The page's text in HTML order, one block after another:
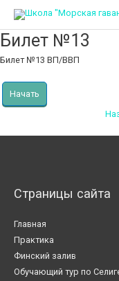
Билет №1​3
Билет №13 ВП/ВВП
Начать
Страницы сайта
Главная
Практика
Финский залив
Обучающий тур по